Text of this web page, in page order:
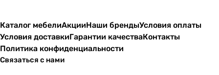
Каталог мебелиАкцииНаши брендыУсловия оплаты
Условия доставкиГарантии качестваКонтакты
Политика конфиденциальности
Связаться с нами